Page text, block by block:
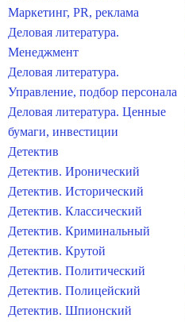
Маркетинг, PR, реклама
Деловая литература.
Менеджмент
Деловая литература.
Управление, подбор персонала
Деловая литература. Ценные
бумаги, инвестиции
Детектив
Детектив. Иронический
Детектив. Исторический
Детектив. Классический
Детектив. Криминальный
Детектив. Крутой
Детектив. Политический
Детектив. Полицейский
Детектив. Шпионский